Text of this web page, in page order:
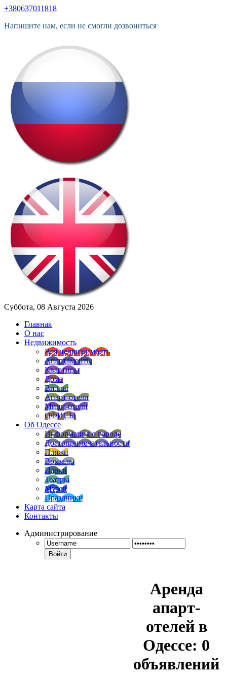
+380637011818
Напишите нам, если не смогли дозвониться
Суббота, 08 Августа 2026
Главная
О нас
Недвижимость
Вся недвижимость
Апартаменты
Квартиры
Дома
Виллы
Апарт-отели
Мини-отели
ОФИСЫ
Об Одессе
Информация о городе
Достопримечательности
Пляжи
Вокзалы
Парки
Театры
Музеи
Праздники
Карта сайта
Контакты
Администрирование
Войти
Аренда
апарт-
отелей в
Одессе: 0
объявлений